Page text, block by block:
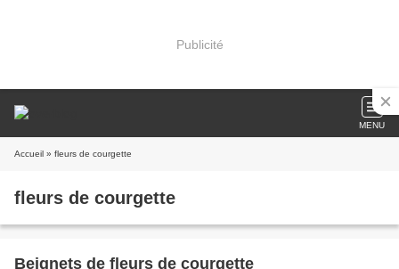
Publicité
MENU
Accueil » fleurs de courgette
fleurs de courgette
Beignets de fleurs de courgette